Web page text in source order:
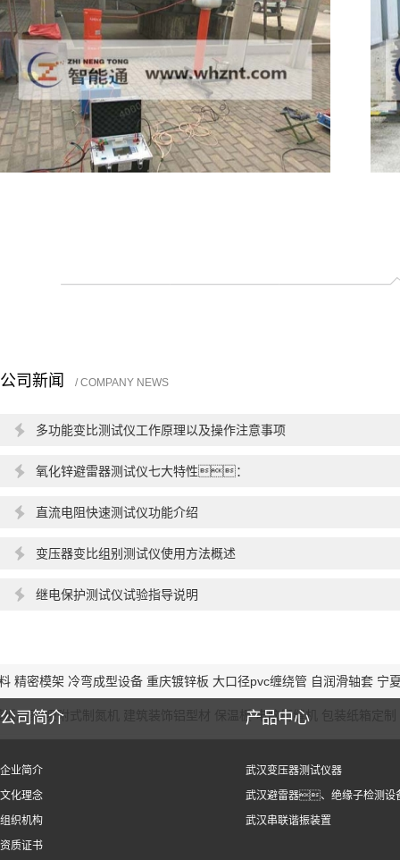
公司新闻 / COMPANY NEWS
多功能变比测试仪工作原理以及操作注意事项
氧化锌避雷器测试仪七大特性：
直流电阻快速测试仪功能介绍
变压器变比组别测试仪使用方法概述
继电保护测试仪试验指导说明
精密模架 冷弯成型设备 重庆镀锌板 大口径pvc缠绕管 自润滑轴套 宁
板厂家吸附式制氮机 保温板电脑绗缝机
公司简介
企业简介
文化理念
组织机构
资质证书
产品中心
武汉变压器测试仪器
武汉避雷器、绝缘子检测设
武汉串联谐振装置